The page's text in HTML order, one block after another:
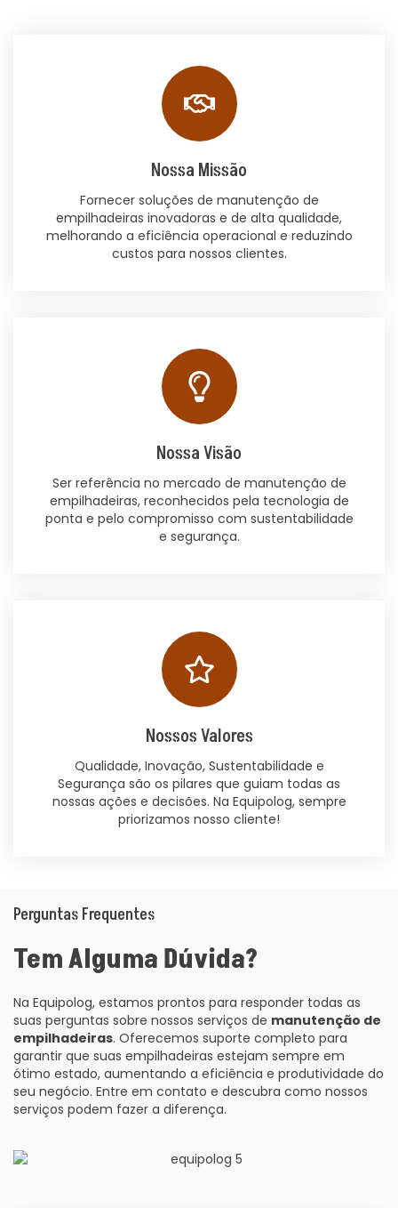
Nossa Missão
Fornecer soluções de manutenção de
empilhadeiras inovadoras e de alta qualidade,
melhorando a eficiência operacional e reduzindo
custos para nossos clientes.
Nossa Visão
Ser referência no mercado de manutenção de
empilhadeiras, reconhecidos pela tecnologia de
ponta e pelo compromisso com sustentabilidade
e segurança.
Nossos Valores
Qualidade, Inovação, Sustentabilidade e
Segurança são os pilares que guiam todas as
nossas ações e decisões. Na Equipolog, sempre
priorizamos nosso cliente!
Perguntas Frequentes
Tem Alguma Dúvida?
Na Equipolog, estamos prontos para responder todas as
suas perguntas sobre nossos serviços de manutenção de
empilhadeiras. Oferecemos suporte completo para
garantir que suas empilhadeiras estejam sempre em
ótimo estado, aumentando a eficiência e produtividade do
seu negócio. Entre em contato e descubra como nossos
serviços podem fazer a diferença.